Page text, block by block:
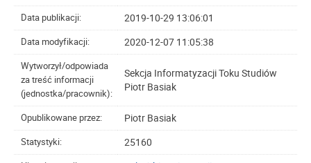
Data publikacji: 2019-10-29 13:06:01
Data modyfikacji: 2020-12-07 11:05:38
Wytworzył/odpowiada
za treść informacji
(jednostka/pracownik):
Sekcja Informatyzacji Toku Studiów
Piotr Basiak
Opublikowane przez: Piotr Basiak
Statystyki: 25160